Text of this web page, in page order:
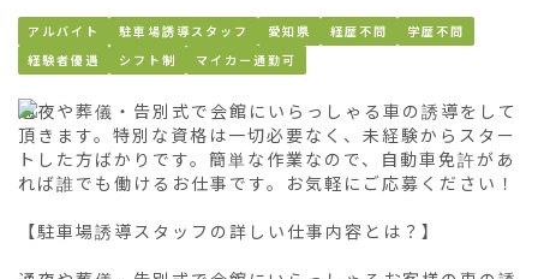
アルバイト 駐車場誘導スタッフ 愛知県 経歴不問
学歴不問
経験者優遇
シフト制 マイカー通勤可
通夜や葬儀・告別式で会館にいらっしゃる車の誘導をして
頂きます。特別な資格は一切必要なく、未経験からスター
トした方ばかりです。簡単な作業なので、自動車免許があ
れば誰でも働けるお仕事です。お気軽にご応募ください！
【駐車場誘導スタッフの詳しい仕事内容とは？】